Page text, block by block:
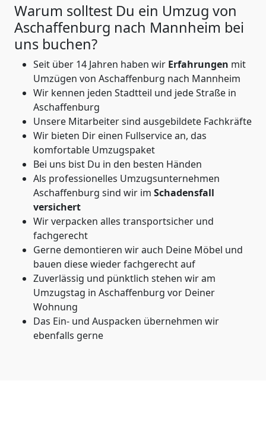
Warum solltest Du ein Umzug von
Aschaffenburg nach Mannheim bei
uns buchen?
Seit über 14 Jahren haben wir Erfahrungen mit
Umzügen von Aschaffenburg nach Mannheim
Wir kennen jeden Stadtteil und jede Straße in
Aschaffenburg
Unsere Mitarbeiter sind ausgebildete Fachkräfte
Wir bieten Dir einen Fullservice an, das
komfortable Umzugspaket
Bei uns bist Du in den besten Händen
Als professionelles Umzugsunternehmen
Aschaffenburg sind wir im Schadensfall
versichert
Wir verpacken alles transportsicher und
fachgerecht
Gerne demontieren wir auch Deine Möbel und
bauen diese wieder fachgerecht auf
Zuverlässig und pünktlich stehen wir am
Umzugstag in Aschaffenburg vor Deiner
Wohnung
Das Ein- und Auspacken übernehmen wir
ebenfalls gerne